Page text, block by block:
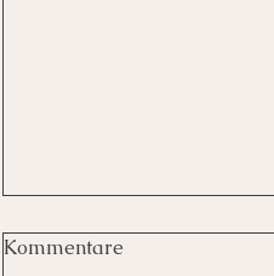
Kommentare